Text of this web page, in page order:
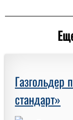
Газгольдер
стандарт»